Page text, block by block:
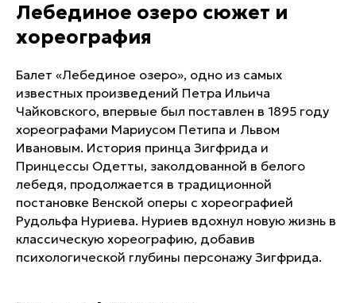
Лебединое озеро сюжет и
хореография
Балет «Лебединое озеро», одно из самых
известных произведений Петра Ильича
Чайковского, впервые был поставлен в 1895 году
хореографами Мариусом Петипа и Львом
Ивановым. История принца Зигфрида и
Принцессы Одетты, заколдованной в белого
лебедя, продолжается в традиционной
постановке Венской оперы с хореографией
Рудольфа Нуриева. Нуриев вдохнул новую жизнь в
классическую хореографию, добавив
психологической глубины персонажу Зигфрида.